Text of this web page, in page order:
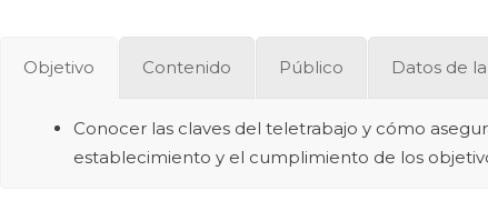
Objetivo Contenido Público Datos de
Conocer las claves del teletrabajo y cómo
establecimiento y el cumplimiento de los